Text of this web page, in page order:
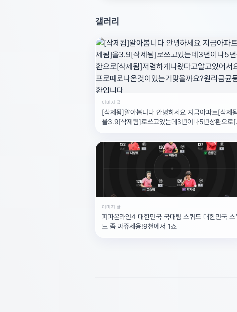
갤러리
이미지 글
[삭제됨]알아봅니다 안녕하세요 지금아파트[삭제
을3.9[삭제됨]로쓰고있는데3년이나5년상환으로[
것이있는거맞을까요?원리금균등상환입니다
이미지 글
피파온라인4 대한민국 국대팀 스쿼드 대한민국 스
드 좀 짜쥬세용!9천에서 1죠